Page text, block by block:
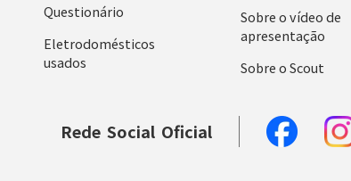
Questionário
Eletrodomésticos
usados
Sobre o vídeo de
apresentação
Sobre o Scout
Rede Social Oficial